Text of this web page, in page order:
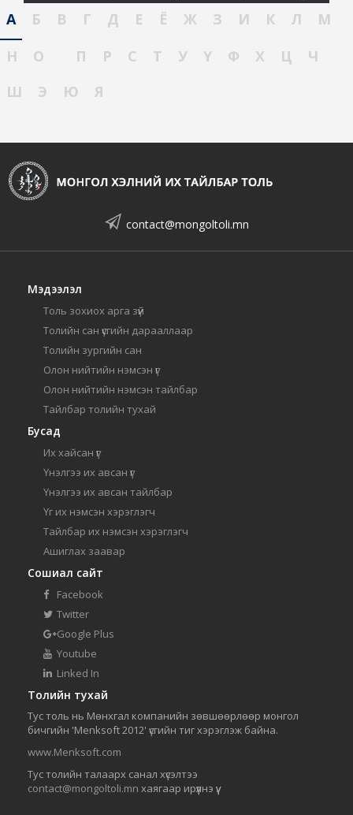
А Б В Г Д Е Ё Ж З И К Л
М
Н
О П Р С Т У Ү Ф Х Ц
Ч
Ш
Э Ю Я
contact@mongoltoli.mn
Мэдээлэл
Толь зохиох арга зүй
Толийн сан үсгийн дарааллаар
Толийн зургийн сан
Олон нийтийн нэмсэн үг
Олон нийтийн нэмсэн тайлбар
Тайлбар толийн тухай
Бусад
Их хайсан үг
Үнэлгээ их авсан үг
Үнэлгээ их авсан тайлбар
Үг их нэмсэн хэрэглэгч
Тайлбар их нэмсэн хэрэглэгч
Ашиглах заавар
Сошиал сайт
Facebook
Twitter
Google Plus
Youtube
Linked In
Толийн тухай
Тус толь нь Мөнхгал компанийн зөвшөөрлөөр монгол
бичгийн 'Menksoft 2012' үсгийн тиг хэрэглэж байна.
www.Menksoft.com
Тус толийн талаарх санал хүсэлтээ
contact@mongoltoli.mn хаягаар ирүүлнэ үү.